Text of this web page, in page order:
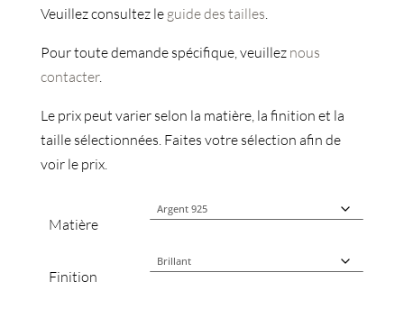
Veuillez consultez le guide des tailles.
Pour toute demande spécifique, veuillez nous
contacter.
Le prix peut varier selon la matière, la finition et la
taille sélectionnées. Faites votre sélection afin de
voir le prix.
Matière
Finition